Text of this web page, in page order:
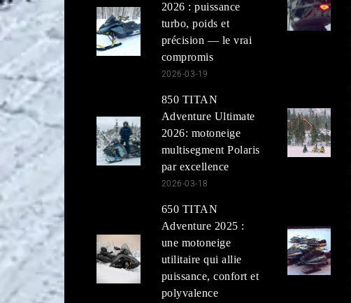
2026 : puissance
turbo, poids et
précision — le vrai
compromis
2026-03-19
850 TITAN
Adventure Ultimate
2026: motoneige
multisegment Polaris
par excellence
2026-03-18
650 TITAN
Adventure 2025 :
une motoneige
utilitaire qui allie
puissance, confort et
polyvalence